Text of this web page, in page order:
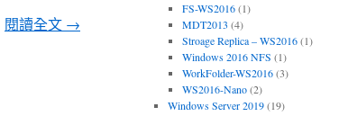
閱讀全文 →
FS-WS2016(1)
MDT2013 (4)
Stroage Replica – WS2016(1)
Windows 2016 NFS (1)
WorkFolder-WS2016(3)
WS2016-Nano(2)
Windows Server 2019(19)